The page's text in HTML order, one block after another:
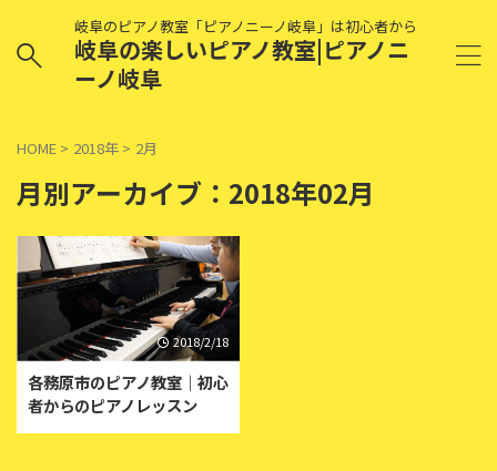
岐阜のピアノ教室「ピアノニーノ岐阜」は初心者から
岐阜の楽しいピアノ教室|ピアノニ
ーノ岐阜
HOME > 2018年 > 2月
月別アーカイブ：2018年02月
2018/2/18
各務原市のピアノ教室｜初心
者からのピアノレッスン